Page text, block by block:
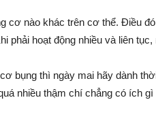
cơ nào khác trên cơ thể. Điều
phải hoạt động nhiều và liên
bụng thì ngày mai hãy dành
nhiều thậm chí chẳng có ích